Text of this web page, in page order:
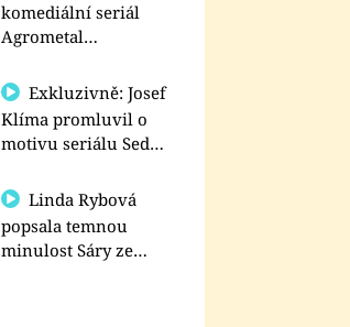
komediální seriál
Agrometal
prima+
Exkluzivně: Josef
Klíma promluvil o
motivu seriálu Sedm
Linda Rybová
popsala temnou
minulost Sáry ze